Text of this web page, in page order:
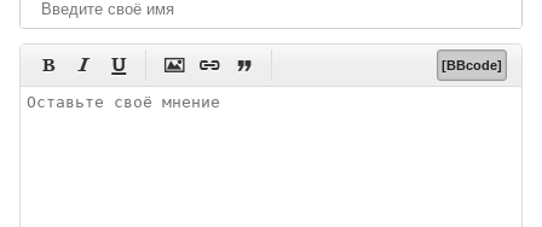
      [BBcode]